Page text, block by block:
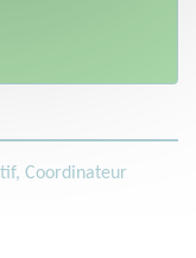
Coordinateur